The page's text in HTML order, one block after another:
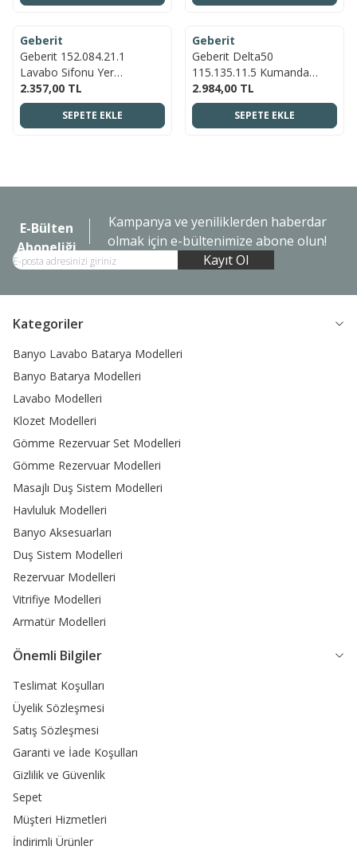
YENI
ÜCRETSIZ KARGO
Geberit
Geberit 152.084.21.1
Lavabo Sifonu Yer
Tasarrufu 1/4 - Süzgeç ve
Kapaklı
2.357,00 TL
SEPETE EKLE
YENI
ÜCRETSIZ KARGO
Geberit
Geberit Delta50
115.135.11.5 Kumanda
Paneli Çift Basmalı, Beyaz
2.984,00 TL
SEPETE EKLE
E-Bülten
Aboneliği
Kampanya ve yeniliklerden haberdar
olmak için e-bültenimize abone olun!
Kayıt Ol
Kategoriler
Banyo Lavabo Batarya Modelleri
Banyo Batarya Modelleri
Lavabo Modelleri
Klozet Modelleri
Gömme Rezervuar Set Modelleri
Gömme Rezervuar Modelleri
Masajlı Duş Sistem Modelleri
Havluluk Modelleri
Banyo Aksesuarları
Duş Sistem Modelleri
Rezervuar Modelleri
Vitrifiye Modelleri
Armatür Modelleri
Önemli Bilgiler
Teslimat Koşulları
Üyelik Sözleşmesi
Satış Sözleşmesi
Garanti ve İade Koşulları
Gizlilik ve Güvenlik
Sepet
Müşteri Hizmetleri
İndirimli Ürünler